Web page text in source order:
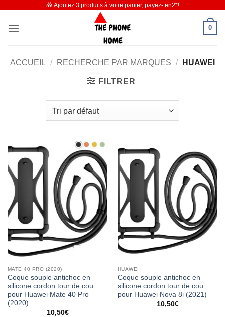
contenu
🎁 Ajoutez 3 produits à votre panier, payez- en2*!
0
ACCUEIL / RECHERCHE PAR MARQUES / HUAWEI
FILTRER
MATE 40 PRO (2020)
Coque souple antichoc en
silicone cordon tour de cou
pour Huawei Mate 40 Pro
(2020)
10,50€
HUAWEI
Coque souple antichoc en
silicone cordon tour de cou
pour Huawei Nova 8i (2021)
10,50€